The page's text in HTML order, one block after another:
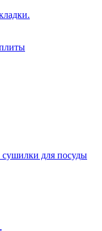
для посуды